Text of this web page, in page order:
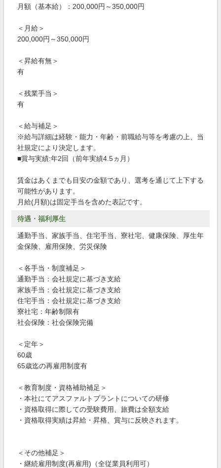
月額（基本給）：200,000円～350,000円
＜月給＞
200,000円～350,000円
＜昇給有無＞
有
＜残業手当＞
有
＜給与補足＞
※給与詳細は経験・能力・年齢・前職給与等を考慮の上、当
社規定により決定します。
■賞与実績:年2回（前年実績4.5ヵ月）
賃金はあくまでも目安の金額であり、選考を通じて上下する
可能性があります。
月給(月額)は固定手当を含めた表記です。
待遇・福利厚生
通勤手当、家族手当、住宅手当、寮社宅、健康保険、厚生年
金保険、雇用保険、労災保険
＜各手当・制度補足＞
通勤手当：会社規定に基づき支給
家族手当：会社規定に基づき支給
住宅手当：会社規定に基づき支給
寮社宅：年齢制限有
社会保険：社会保険完備
＜定年＞
60歳
65歳迄の再雇用制度有
＜教育制度・資格補助補足＞
・本社にてアスファルトプラントについての研修
・資格取得に際しての受験費用、旅費は全額支給
・資格取得実績は昇給・昇格、賞与に反映されます。
＜その他補足＞
・継続雇用制度(再雇用)（全従業員利用可）